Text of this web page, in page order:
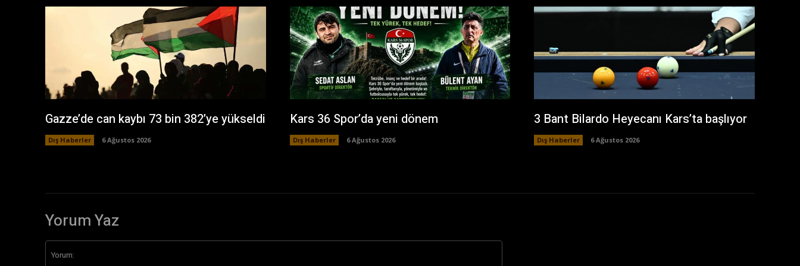
Gazze’de can kaybı 73 bin 382’ye yükseldi
Dış Haberler 6 Ağustos 2026
Kars 36 Spor’da yeni dönem
Dış Haberler 6 Ağustos 2026
3 Bant Bilardo Heyecanı Kars’ta başlıyor
Dış Haberler 6 Ağustos 2026
Yorum Yaz